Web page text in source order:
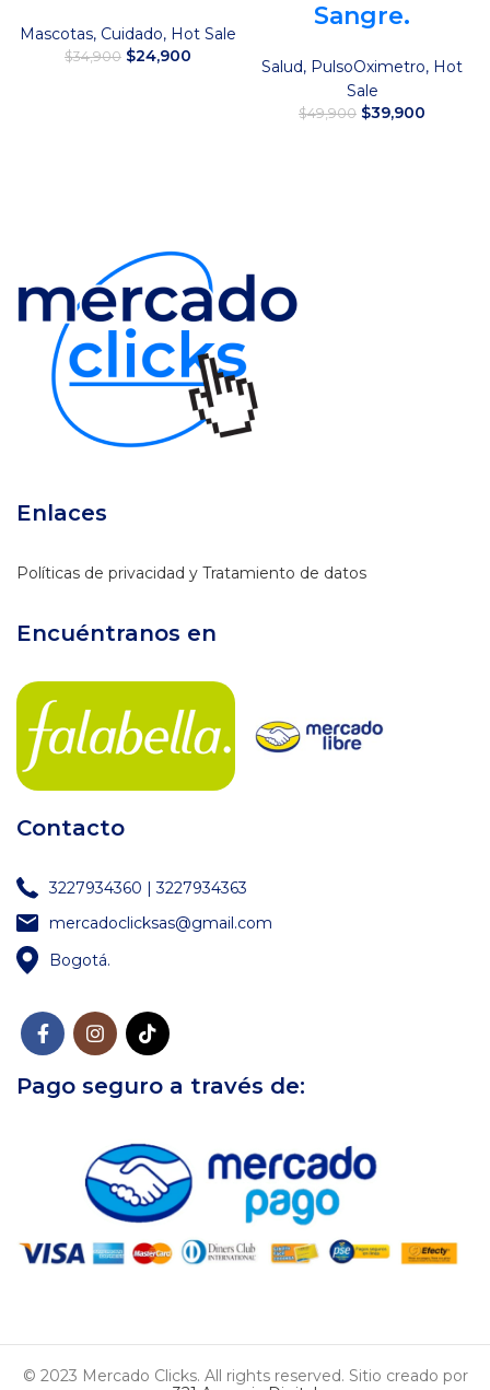
Mascotas, Cuidado, Hot Sale
$34,900 El
$24,900
Sangre.
Salud, PulsoOximetro, Hot
Sale
$49,900 El
$39,900
Enlaces
Políticas de privacidad y Tratamiento de datos
Encuéntranos en
Contacto
3227934360 | 3227934363
mercadoclicksas@gmail.com
Bogotá.
Pago seguro a través de:
© 2023 Mercado Clicks. All rights reserved. Sitio creado por